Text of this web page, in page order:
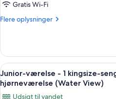
-
View)
Gratis Wi-Fi
Flere oplysninger
Flere
værelse
1
kingsize-
seng
Indlæs
alle
billeder
5
Junior-værelse - 1 kingsize-
hjørneværelse (Water View)
Udsigt til vandet